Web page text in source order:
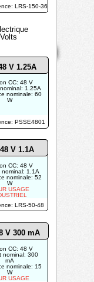
V 300 mA
CC: 48 V
nominal: 300
mA
nominale: 15
W
USAGE
V 1.1A
CC: 48 V
nominal: 1.1A
nominale: 52
W
USAGE
LRS-50-48
V 1.25A
CC: 48 V
1.25A
nominale: 60
W
PSSE4801
LRS-150-36